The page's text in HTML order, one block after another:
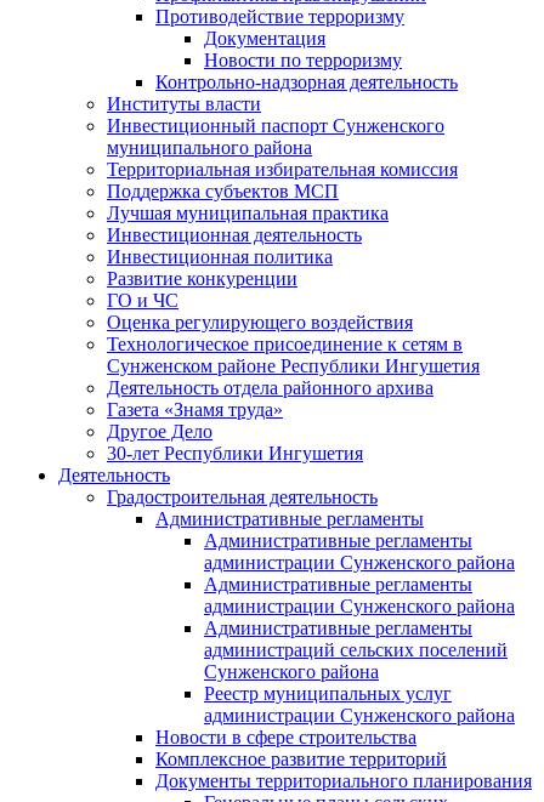
Противодействие терроризму
Документация
Новости по терроризму
Контрольно-надзорная деятельность
Институты власти
Инвестиционный паспорт Сунженского
муниципального района
Территориальная избирательная комиссия
Поддержка субъектов МСП
Лучшая муниципальная практика
Инвестиционная деятельность
Инвестиционная политика
Развитие конкуренции
ГО и ЧС
Оценка регулирующего воздействия
Технологическое присоединение к сетям в
Сунженском районе Республики Ингушетия
Деятельность отдела районного архива
Газета «Знамя труда»
Другое Дело
30-лет Республики Ингушетия
Деятельность
Градостроительная деятельность
Административные регламенты
Административные регламенты
администрации Сунженского района
Административные регламенты
администрации Сунженского района
Административные регламенты
администраций сельских поселений
Сунженского района
Реестр муниципальных услуг
администрации Сунженского района
Новости в сфере строительства
Комплексное развитие территорий
Документы территориального планирования